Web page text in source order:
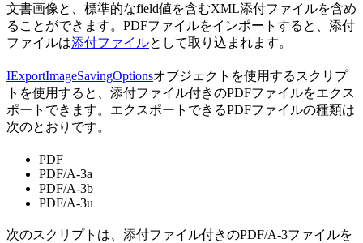
文書画像と、標準的なfield値を含むXML添付ファイルを含め
ることができます。PDFファイルをインポートすると、添付
ファイルは添付ファイルとして取り込まれます。
IExportImageSavingOptionsオブジェクトを使用するスクリプ
トを使用すると、添付ファイル付きのPDFファイルをエクス
ポートできます。エクスポートできるPDFファイルの種類は
次のとおりです。
PDF
PDF/A-3a
PDF/A-3b
PDF/A-3u
次のスクリプトは、添付ファイル付きのPDF/A-3ファイルを